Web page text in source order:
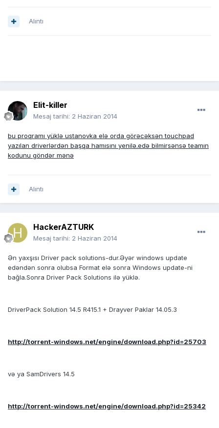
Alıntı
Elit-killer
Mesaj tarihi: 2 Haziran 2014
bu proqramı yüklə ustanovka elə orda görəcəksən touchpad
yazılan driverlərdən başqa hamısını yenilə.edə bilmirsənsə teamın
kodunu göndər mənə
Alıntı
HackerAZTURK
Mesaj tarihi: 2 Haziran 2014
Ən yaxşısı Driver pack solutions-dur.Əyər windows update
edəndən sonra olubsa Format elə sonra Windows update-ni
bağla.Sonra Driver Pack Solutions ilə yüklə.
DriverPack Solution 14.5 R415.1 + Drayver Paklar 14.05.3
http://torrent-windows.net/engine/download.php?id=25703
və ya SamDrivers 14.5
http://torrent-windows.net/engine/download.php?id=25342